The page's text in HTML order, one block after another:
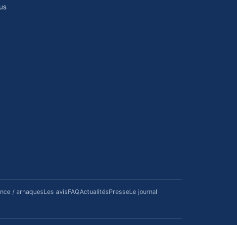
/ arnaquesLes avisFAQActualitésPresseLe journal